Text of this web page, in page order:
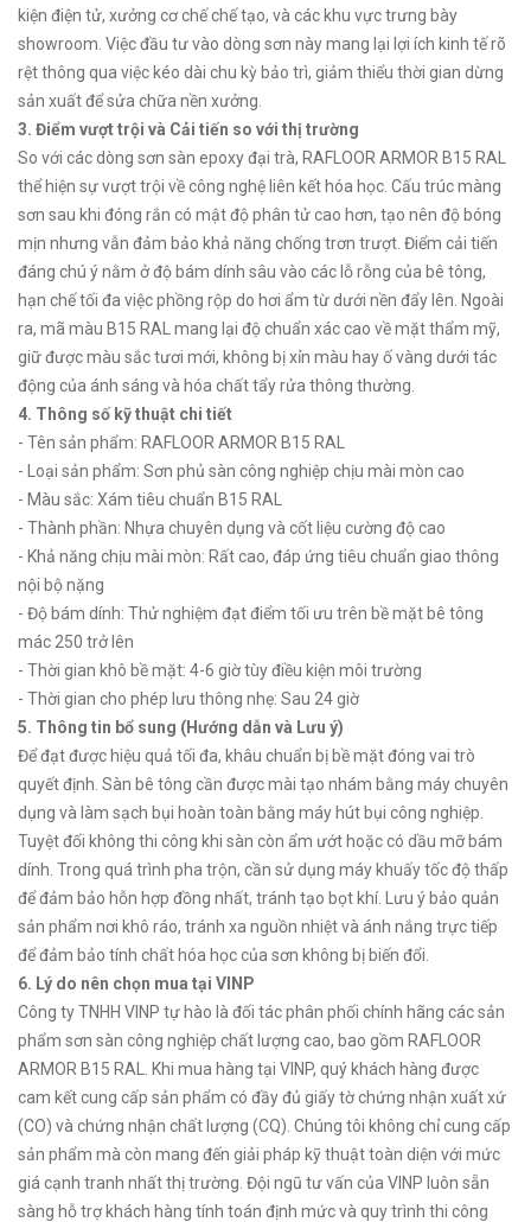
kiện điện tử, xưởng cơ chế chế tạo, và các khu vực trưng bày
showroom. Việc đầu tư vào dòng sơn này mang lại lợi ích kinh tế rõ
rệt thông qua việc kéo dài chu kỳ bảo trì, giảm thiểu thời gian dừng
sản xuất để sửa chữa nền xưởng.
3. Điểm vượt trội và Cải tiến so với thị trường
So với các dòng sơn sàn epoxy đại trà, RAFLOOR ARMOR B15 RAL
thể hiện sự vượt trội về công nghệ liên kết hóa học. Cấu trúc màng
sơn sau khi đóng rắn có mật độ phân tử cao hơn, tạo nên độ bóng
mịn nhưng vẫn đảm bảo khả năng chống trơn trượt. Điểm cải tiến
đáng chú ý nằm ở độ bám dính sâu vào các lỗ rỗng của bê tông,
hạn chế tối đa việc phồng rộp do hơi ẩm từ dưới nền đẩy lên. Ngoài
ra, mã màu B15 RAL mang lại độ chuẩn xác cao về mặt thẩm mỹ,
giữ được màu sắc tươi mới, không bị xỉn màu hay ố vàng dưới tác
động của ánh sáng và hóa chất tẩy rửa thông thường.
4. Thông số kỹ thuật chi tiết
- Tên sản phẩm: RAFLOOR ARMOR B15 RAL
- Loại sản phẩm: Sơn phủ sàn công nghiệp chịu mài mòn cao
- Màu sắc: Xám tiêu chuẩn B15 RAL
- Thành phần: Nhựa chuyên dụng và cốt liệu cường độ cao
- Khả năng chịu mài mòn: Rất cao, đáp ứng tiêu chuẩn giao thông
nội bộ nặng
- Độ bám dính: Thử nghiệm đạt điểm tối ưu trên bề mặt bê tông
mác 250 trở lên
- Thời gian khô bề mặt: 4-6 giờ tùy điều kiện môi trường
- Thời gian cho phép lưu thông nhẹ: Sau 24 giờ
5. Thông tin bổ sung (Hướng dẫn và Lưu ý)
Để đạt được hiệu quả tối đa, khâu chuẩn bị bề mặt đóng vai trò
quyết định. Sàn bê tông cần được mài tạo nhám bằng máy chuyên
dụng và làm sạch bụi hoàn toàn bằng máy hút bụi công nghiệp.
Tuyệt đối không thi công khi sàn còn ẩm ướt hoặc có dầu mỡ bám
dính. Trong quá trình pha trộn, cần sử dụng máy khuấy tốc độ thấp
để đảm bảo hỗn hợp đồng nhất, tránh tạo bọt khí. Lưu ý bảo quản
sản phẩm nơi khô ráo, tránh xa nguồn nhiệt và ánh nắng trực tiếp
để đảm bảo tính chất hóa học của sơn không bị biến đổi.
6. Lý do nên chọn mua tại VINP
Công ty TNHH VINP tự hào là đối tác phân phối chính hãng các sản
phẩm sơn sàn công nghiệp chất lượng cao, bao gồm RAFLOOR
ARMOR B15 RAL. Khi mua hàng tại VINP, quý khách hàng được
cam kết cung cấp sản phẩm có đầy đủ giấy tờ chứng nhận xuất xứ
(CO) và chứng nhận chất lượng (CQ). Chúng tôi không chỉ cung cấp
sản phẩm mà còn mang đến giải pháp kỹ thuật toàn diện với mức
giá cạnh tranh nhất thị trường. Đội ngũ tư vấn của VINP luôn sẵn
sàng hỗ trợ khách hàng tính toán định mức và quy trình thi công